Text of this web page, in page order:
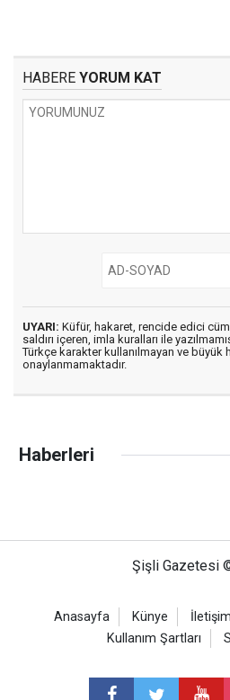
HABERE YORUM KAT
UYARI: Küfür, hakaret, rencide edici
saldırı içeren, imla kuralları ile
Türkçe karakter kullanılmayan ve büyük
onaylanmamaktadır.
Haberleri
Şişli Gazetesi
Anasayfa Künye İletişim
Kullanım Şartları